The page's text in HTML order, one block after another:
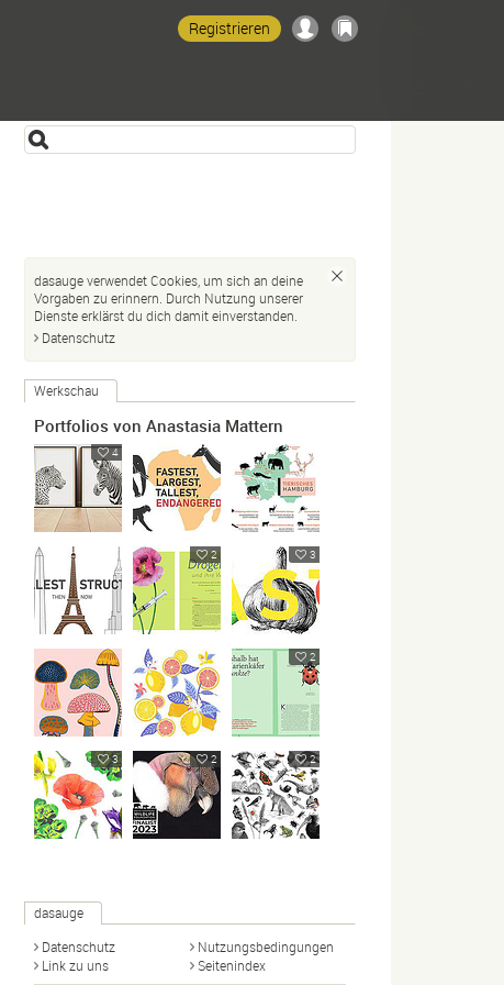
Registrieren
dasauge verwendet Cookies, um sich an deine
Vorgaben zu erinnern. Durch Nutzung unserer
Dienste erklärst du dich damit einverstanden.
Datenschutz
Werkschau
Portfolios von Anastasia Mattern
4
2 3
2
3 2 2
dasauge
Datenschutz
Nutzungsbedingungen
Link zu uns
Seitenindex